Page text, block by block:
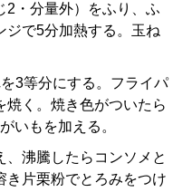
2・分量外）をふり、ふ
ジで5分加熱する。玉ね
3等分にする。フライパ
焼く。焼き色がついたら
いもを加える。
沸騰したらコンソメと
き片栗粉でとろみをつけ